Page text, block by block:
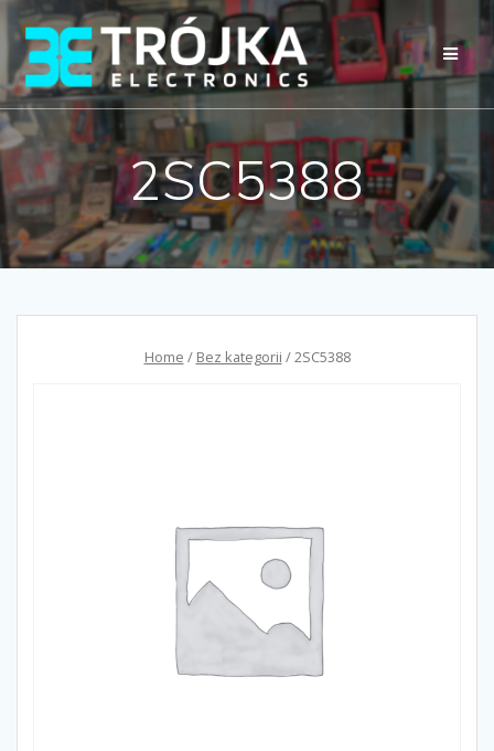
Przejdź
do
treści
2SC5388
Home / Bez kategorii / 2SC5388